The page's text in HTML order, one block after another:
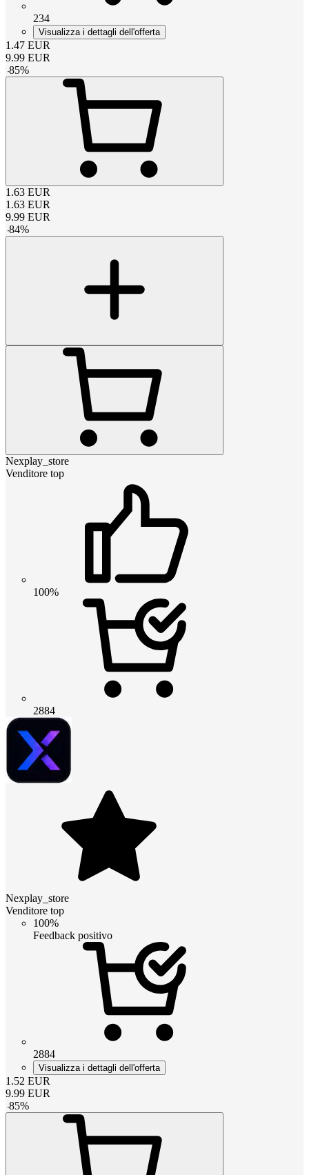
234
Visualizza i dettagli dell'offerta
1.47 EUR
9.99 EUR
-85%
1.63 EUR
1.63 EUR
9.99 EUR
-84%
Nexplay_store
Venditore top
100%
2884
Nexplay_store
Venditore top
100%
Feedback positivo
2884
Visualizza i dettagli dell'offerta
1.52 EUR
9.99 EUR
-85%